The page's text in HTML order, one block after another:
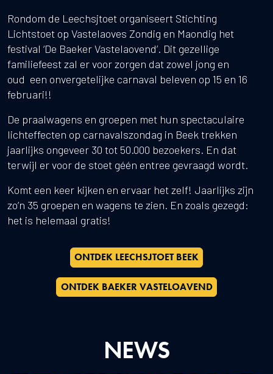
Rondom de Leechsjtoet organiseert Stichting
Lichtstoet op Vastelaoves Zondig en Maondig het
festival ‘De Baeker Vastelaovend’. Dit gezellige
familiefeest zal er voor zorgen dat zowel jong en
oud een onvergetelijke carnaval beleven op 15 en 16
februari!!
De praalwagens en groepen met hun spectaculaire
lichteffecten op carnavalszondag in Beek trekken
jaarlijks ongeveer 30 tot 50.000 bezoekers. En dat
terwijl er voor de stoet géén entree gevraagd wordt.
Komt een keer kijken en ervaar het zelf! Jaarlijks zijn
zo’n 35 groepen en wagens te zien. En zoals gezegd:
het is helemaal gratis!
ONTDEK LEECHSJTOET BEEK
ONTDEK BAEKER VASTELOAVEND
NEWS